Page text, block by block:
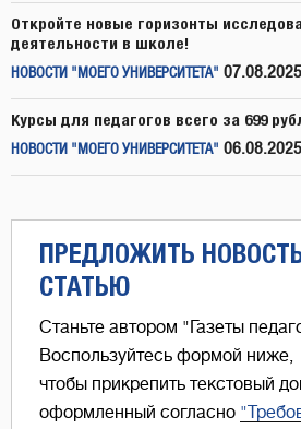
Откройте новые горизонты
деятельности в школе!
НОВОСТИ "МОЕГО УНИВЕРСИТЕТА" 07.08.2025
Курсы для педагогов всего за 699
НОВОСТИ "МОЕГО УНИВЕРСИТЕТА" 06.08.2025
ПРЕДЛОЖИТЬ
СТАТЬЮ
Станьте автором "Газеты
Воспользуйтесь формой ниже,
чтобы прикрепить текстовый
оформленный согласно